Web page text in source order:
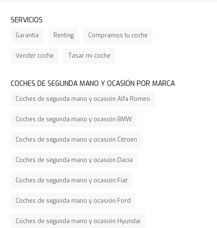
SERVICIOS
Garantía Renting Compramos tu coche
Vender coche Tasar mi coche
COCHES DE SEGUNDA MANO Y OCASIÓN POR MARCA
Coches de segunda mano y ocasión Alfa Romeo
Coches de segunda mano y ocasión BMW
Coches de segunda mano y ocasión Citroen
Coches de segunda mano y ocasión Dacia
Coches de segunda mano y ocasión Fiat
Coches de segunda mano y ocasión Ford
Coches de segunda mano y ocasión Hyundai